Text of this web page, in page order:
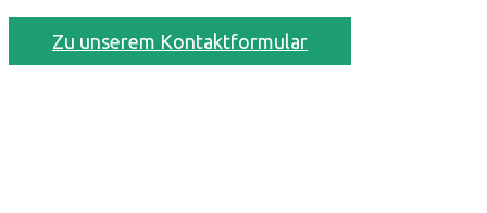
Zu unserem Kontaktformular